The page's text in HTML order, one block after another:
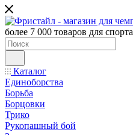
более 7 000 товаров для спорта
Каталог
Единоборства
Борьба
Борцовки
Трико
Рукопашный бой